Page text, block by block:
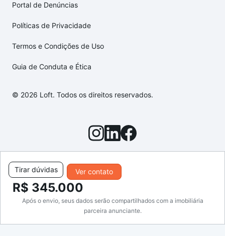
Ver contato
Tirar dúvidas
R$ 345.000
Após o envio, seus dados serão compartilhados com a imobiliária
parceira anunciante.
Portal de Denúncias
Políticas de Privacidade
Termos e Condições de Uso
Guia de Conduta e Ética
© 2026 Loft. Todos os direitos reservados.